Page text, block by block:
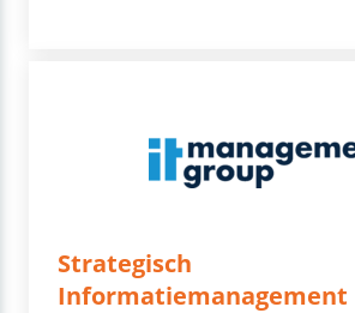
Strategisch
Informatiemanagement